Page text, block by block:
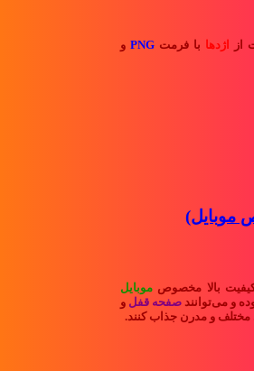
از اژدها با فرمت PNG و
موبایل)
بالا مخصوص موبایل
و می‌توانند صفحه قفل و
و مدرن جذاب کنند.